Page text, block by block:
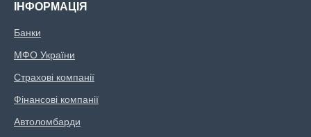
ІНФОРМАЦІЯ
Банки
МФО України
Страхові компанії
Фінансові компанії
Автоломбарди